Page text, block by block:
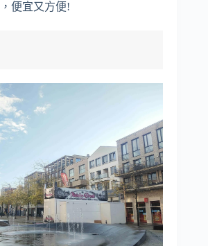
便宜又方便!